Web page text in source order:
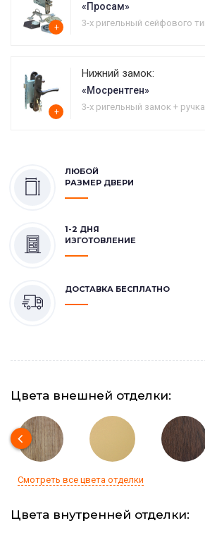
+
«Просам»
3-х ригельный сейфового
+
Нижний замок:
«Мосрентген»
3-х ригельный замок + ручка
ЛЮБОЙ
РАЗМЕР ДВЕРИ
1-2 ДНЯ
ИЗГОТОВЛЕНИЕ
ДОСТАВКА БЕСПЛАТНО
Цвета внешней отделки:
Смотреть все цвета отделки
Цвета внутренней отделки: